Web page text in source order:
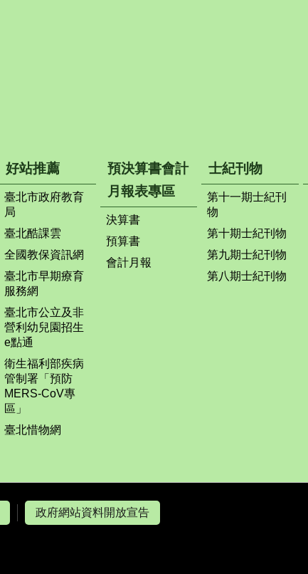
好站推薦
臺北市政府教育
局
臺北酷課雲
全國教保資訊網
臺北市早期療育
服務網
臺北市公立及非
營利幼兒園招生
e點通
衛生福利部疾病
管制署「預防
MERS-CoV專
區」
臺北惜物網
預決算書會計
月報表專區
決算書
預算書
會計月報
士紀刊物
第十一期士紀刊
物
第十期士紀刊物
第九期士紀刊物
第八期士紀刊物
政府網站資料開放宣告